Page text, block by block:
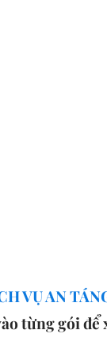
VỤ AN
từng gói để